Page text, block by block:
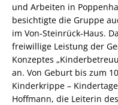
und Arbeiten in
besichtigte die Gruppe
im Von-Steinrück-Haus.
freiwillige Leistung der
Konzeptes
an. Von Geburt bis zum
Kinderkrippe –
Hoffmann, die Leiterin